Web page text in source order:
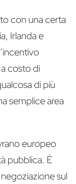
con una certa
Irlanda e
costo di
di più
semplice area
europeo
pubblica. È
sul